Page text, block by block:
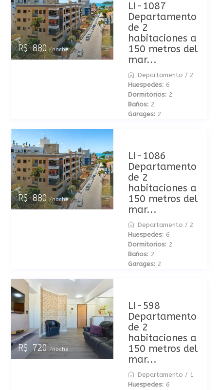
R$ 880/noche
LI-1087
Departamento
de 2
habitaciones a
150 metros del
mar...
Departamento / 2
Huespedes: 6
Dormitorios: 2
Baños: 2
Garages: 2
R$ 880/noche
LI-1086
Departamento
de 2
habitaciones a
150 metros del
mar...
Departamento / 2
Huespedes: 6
Dormitorios: 2
Baños: 2
Garages: 2
R$ 720/noche
LI-598
Departamento
de 2
habitaciones a
150 metros del
mar...
Departamento / 1
Huespedes: 6